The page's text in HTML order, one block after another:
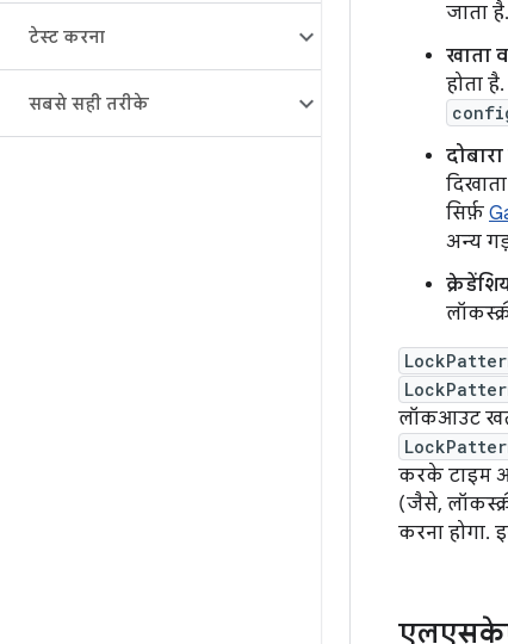
टेस्ट करना
सबसे सही तरीके
जाता है.
खाता
होता
सिर्फ़
अन्य
लॉकआउट
करके टाइम
(जैसे,
करना होगा.